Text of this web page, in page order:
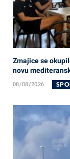
Zmajice se
novu
08/08/2026